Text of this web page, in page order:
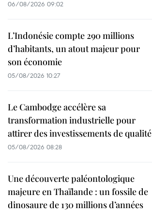
06/08/2026 09:02
L’Indonésie compte 290 millions
d’habitants, un atout majeur pour
son économie
05/08/2026 10:27
Le Cambodge accélère sa
transformation industrielle pour
attirer des investissements de qualité
05/08/2026 08:28
Une découverte paléontologique
majeure en Thaïlande : un fossile de
dinosaure de 130 millions d’années